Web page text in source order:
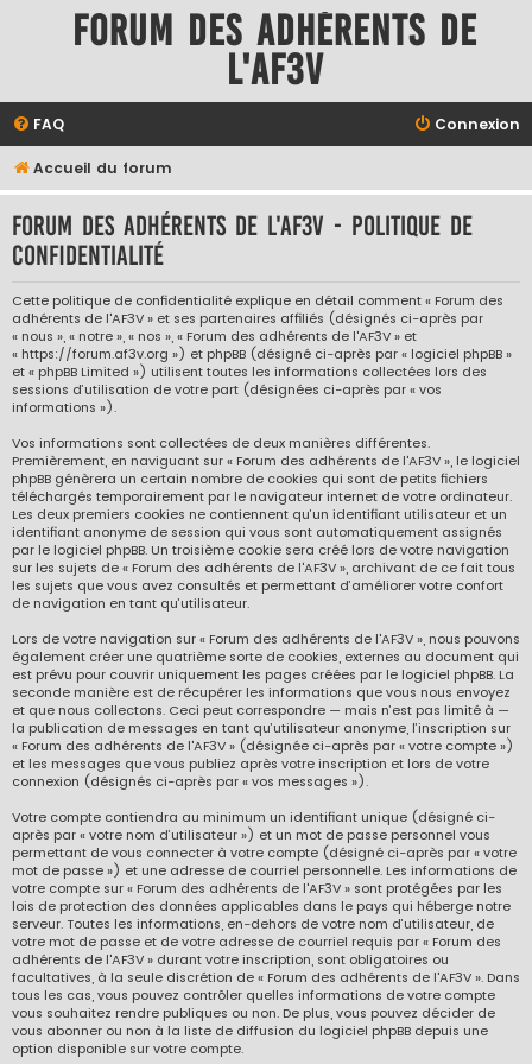
Forum des adhérents de
l'AF3V
FAQ Connexion
Accueil du forum
Forum des adhérents de l'AF3V - Politique de
confidentialité
Cette politique de confidentialité explique en détail comment « Forum des
adhérents de l'AF3V » et ses partenaires affiliés (désignés ci-après par
« nous », « notre », « nos », « Forum des adhérents de l'AF3V » et
« https://forum.af3v.org ») et phpBB (désigné ci-après par « logiciel phpBB »
et « phpBB Limited ») utilisent toutes les informations collectées lors des
sessions d’utilisation de votre part (désignées ci-après par « vos
informations »).
Vos informations sont collectées de deux manières différentes.
Premièrement, en naviguant sur « Forum des adhérents de l'AF3V », le logiciel
phpBB génèrera un certain nombre de cookies qui sont de petits fichiers
téléchargés temporairement par le navigateur internet de votre ordinateur.
Les deux premiers cookies ne contiennent qu’un identifiant utilisateur et un
identifiant anonyme de session qui vous sont automatiquement assignés
par le logiciel phpBB. Un troisième cookie sera créé lors de votre navigation
sur les sujets de « Forum des adhérents de l'AF3V », archivant de ce fait tous
les sujets que vous avez consultés et permettant d’améliorer votre confort
de navigation en tant qu’utilisateur.
Lors de votre navigation sur « Forum des adhérents de l'AF3V », nous pouvons
également créer une quatrième sorte de cookies, externes au document qui
est prévu pour couvrir uniquement les pages créées par le logiciel phpBB. La
seconde manière est de récupérer les informations que vous nous envoyez
et que nous collectons. Ceci peut correspondre — mais n’est pas limité à —
la publication de messages en tant qu’utilisateur anonyme, l’inscription sur
« Forum des adhérents de l'AF3V » (désignée ci-après par « votre compte »)
et les messages que vous publiez après votre inscription et lors de votre
connexion (désignés ci-après par « vos messages »).
Votre compte contiendra au minimum un identifiant unique (désigné ci-
après par « votre nom d’utilisateur ») et un mot de passe personnel vous
permettant de vous connecter à votre compte (désigné ci-après par « votre
mot de passe ») et une adresse de courriel personnelle. Les informations de
votre compte sur « Forum des adhérents de l'AF3V » sont protégées par les
lois de protection des données applicables dans le pays qui héberge notre
serveur. Toutes les informations, en-dehors de votre nom d’utilisateur, de
votre mot de passe et de votre adresse de courriel requis par « Forum des
adhérents de l'AF3V » durant votre inscription, sont obligatoires ou
facultatives, à la seule discrétion de « Forum des adhérents de l'AF3V ». Dans
tous les cas, vous pouvez contrôler quelles informations de votre compte
vous souhaitez rendre publiques ou non. De plus, vous pouvez décider de
vous abonner ou non à la liste de diffusion du logiciel phpBB depuis une
option disponible sur votre compte.